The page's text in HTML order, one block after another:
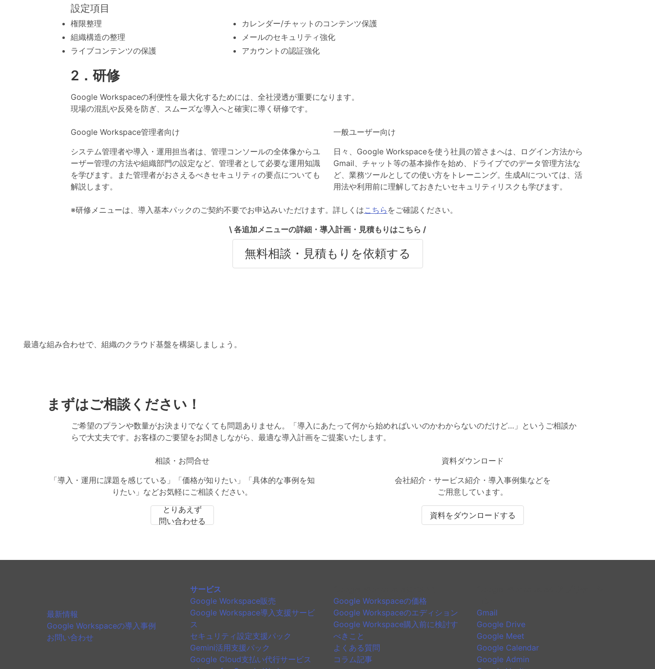
設定項目
権限整理
組織構造の整理
ライブコンテンツの保護
カレンダー/チャットのコンテンツ保護
メールのセキュリティ強化
アカウントの認証強化
2．研修
Google Workspaceの利便性を最大化するためには、全社浸透が重要になります。
現場の混乱や反発を防ぎ、スムーズな導入へと確実に導く研修です。
Google Workspace管理者向け
システム管理者や導入・運用担当者は、管理コンソールの全体像からユ
ーザー管理の方法や組織部門の設定など、管理者として必要な運用知識
を学びます。また管理者がおさえるべきセキュリティの要点についても
解説します。
一般ユーザー向け
日々、Google Workspaceを使う社員の皆さまへは、ログイン方法から
Gmail、チャット等の基本操作を始め、ドライブでのデータ管理方法な
ど、業務ツールとしての使い方をトレーニング。生成AIについては、活
用法や利用前に理解しておきたいセキュリティリスクも学びます。
※研修メニューは、導入基本パックのご契約不要でお申込みいただけます。詳しくはこちら をご確認ください。
\ 各追加メニューの詳細・導入計画・見積もりはこちら /
無料相談・見積もりを依頼する
最適な組み合わせで、組織のクラウド基盤を構築しましょう。
まずはご相談ください！
ご希望のプランや数量がお決まりでなくても問題ありません。「導入にあたって何から始めればいいのかわからないのだけど…」というご相談か
らで大丈夫です。お客様のご要望をお聞きしながら、最適な導入計画をご提案いたします。
相談・お問合せ
「導入・運用に課題を感じている」「価格が知りたい」「具体的な事例を知
りたい」などお気軽にご相談ください。
とりあえず
問い合わせる
資料ダウンロード
会社紹介・サービス紹介・導入事例集などを
ご用意しています。
資料をダウンロードする
最新情報
Google Workspaceの導入事例
お問い合わせ
サービス
Google Workspace販売
Google Workspace導入支援サービ
ス
セキュリティ設定支援パック
Gemini活用支援パック
Google Cloud支払い代行サービス
Google Workspaceの価格
Google Workspaceのエディション
Google Workspace購入前に検討す
べきこと
よくある質問
コラム記事
Gmail
Google Drive
Google Meet
Google Calendar
Google Admin